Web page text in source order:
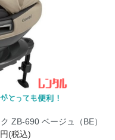
ZB-690 ベージュ（BE）
(税込)